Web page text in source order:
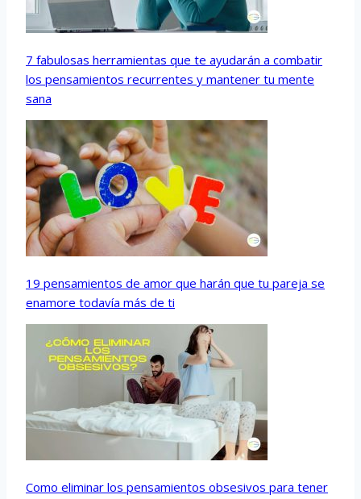
7 fabulosas herramientas que te ayudarán a combatir
los pensamientos recurrentes y mantener tu mente
sana
19 pensamientos de amor que harán que tu pareja se
enamore todavía más de ti
Como eliminar los pensamientos obsesivos para tener